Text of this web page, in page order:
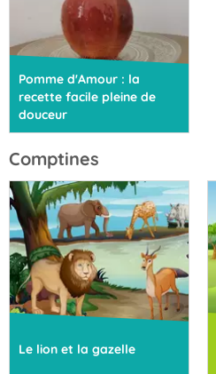
Pomme d'Amour : la
recette facile pleine de
douceur
Comptines
Le lion et la gazelle